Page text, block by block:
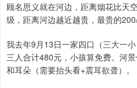
顾名思义就在河边，距离烟花比天
级，距离河边越近越贵，最贵的200/
我去年9月13日一家四口（三大一
三人合计480元，小孩算免费。河
和耳朵（需要抬头看+震耳欲聋）。